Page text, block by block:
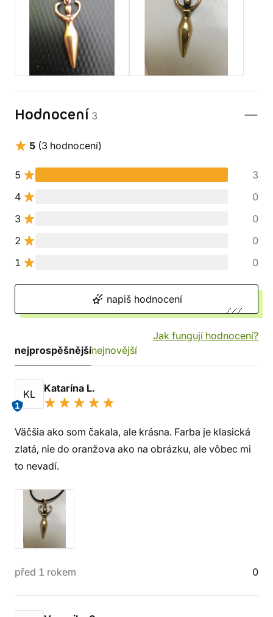
Hodnocení 3
5 (3 hodnocení)
5
3
4
0
3
0
2
0
1
0
napiš hodnocení
Jak fungují hodnocení?
nejprospěšnějšínejnovější
KL
1
Katarína L.
Väčšia ako som čakala, ale krásna. Farba je klasická
zlatá, nie do oranžova ako na obrázku, ale vôbec mi
to nevadí.
před 1 rokem 0